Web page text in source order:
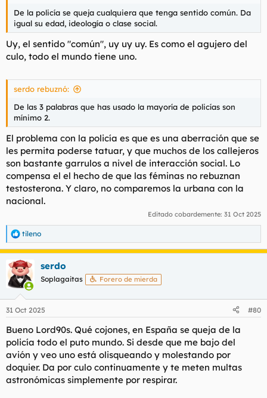
De la policía se queja cualquiera que tenga sentido común. Da
igual su edad, ideología o clase social.
Uy, el sentido "común", uy uy uy. Es como el agujero del
culo, todo el mundo tiene uno.
serdo rebuznó:
De las 3 palabras que has usado la mayoría de policías son
mínimo 2.
El problema con la policía es que es una aberración que se
les permita poderse tatuar, y que muchos de los callejeros
son bastante garrulos a nivel de interacción social. Lo
compensa el el hecho de que las féminas no rebuznan
testosterona. Y claro, no comparemos la urbana con la
nacional.
Editado cobardemente: 31 Oct 2025
R
e
a
c
c
i
e
:
tileno
serdo
Soplagaitas Forero de mierda
31 Oct 2025 #80
Bueno Lord90s. Qué cojones, en España se queja de la
policía todo el puto mundo. Si desde que me bajo del
avión y veo uno está olisqueando y molestando por
doquier. Da por culo continuamente y te meten multas
astronómicas simplemente por respirar.